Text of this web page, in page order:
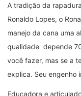
A tradição da
Ronaldo Lopes, o
manejo da cana uma
qualidade depende
você fazer, mas se a
explica. Seu engenho
Educadora e